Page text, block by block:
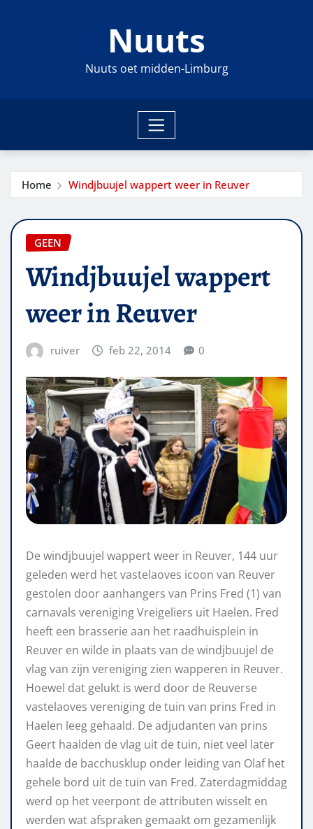
Nuuts
Nuuts oet midden-Limburg
Home Windjbuujel wappert weer in Reuver
GEEN
Windjbuujel wappert
weer in Reuver
ruiver feb 22, 2014 0
De windjbuujel wappert weer in Reuver, 144 uur
geleden werd het vastelaoves icoon van Reuver
gestolen door aanhangers van Prins Fred (1) van
carnavals vereniging Vreigeliers uit Haelen. Fred
heeft een brasserie aan het raadhuisplein in
Reuver en wilde in plaats van de windjbuujel de
vlag van zijn vereniging zien wapperen in Reuver.
Hoewel dat gelukt is werd door de Reuverse
vastelaoves vereniging de tuin van prins Fred in
Haelen leeg gehaald. De adjudanten van prins
Geert haalden de vlag uit de tuin, niet veel later
haalde de bacchusklup onder leiding van Olaf het
gehele bord uit de tuin van Fred. Zaterdagmiddag
werd op het veerpont de attributen wisselt en
werden wat afspraken gemaakt om gezamenlijk